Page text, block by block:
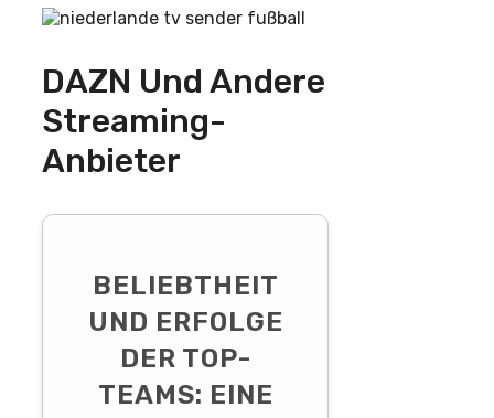
DAZN Und Andere
Streaming-
Anbieter
BELIEBTHEIT
UND ERFOLGE
DER TOP-
TEAMS: EINE